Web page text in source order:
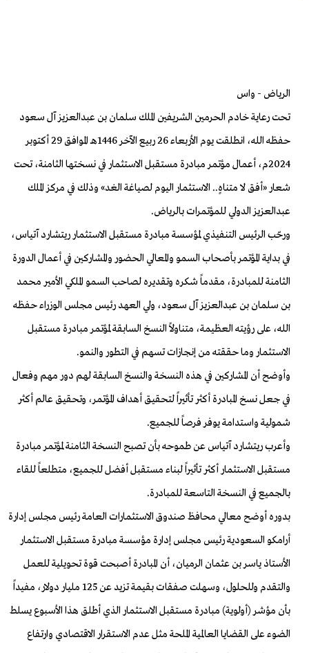
الرياض - واس
تحت رعاية خادم الحرمين الشريفين الملك سلمان بن عبدالعزيز آل سعود
حفظه الله، انطلقت يوم الأربعاء 26 ربيع الآخر 1446هـ الموافق 29 أكتوبر
2024م، أعمال مؤتمر مبادرة مستقبل الاستثمار في نسختها الثامنة، تحت
شعار «أفق لا متناهٍ.. الاستثمار اليوم لصياغة الغد» وذلك في مركز الملك
عبدالعزيز الدولي للمؤتمرات بالرياض.
ورحّب الرئيس التنفيذي لمؤسسة مبادرة مستقبل الاستثمار ريتشارد آتياس،
في بداية المؤتمر بأصحاب السمو والمعالي الحضور والمشاركين في أعمال الدورة
الثامنة للمبادرة، مقدماً شكره وتقديره لصاحب السمو الملكي الأمير محمد
بن سلمان بن عبدالعزيز آل سعود، ولي العهد رئيس مجلس الوزراء حفظه
الله، على رؤيته العظيمة، متناولاً النسخ السابقة لمؤتمر مبادرة مستقبل
الاستثمار وما حققته من إنجازات تسهم في التطور والنمو.
وأوضح أن المشاركين في هذه النسخة والنسخ السابقة لهم دور مهم وفعال
في جعل نسخ المبادرة أكثر تأثيراً لتحقيق أهداف المؤتمر، وتحقيق عالم أكثر
شمولية واستدامة يوفر فرصاً للجميع.
وأعرب ريتشارد آتياس عن طموحه بأن تصبح النسخة الثامنة لمؤتمر مبادرة
مستقبل الاستثمار أكثر تأثيراً لبناء مستقبل أفضل للجميع، متطلعاً للقاء
بالجميع في النسخة التاسعة للمبادرة.
بدوره أوضح معالي محافظ صندوق الاستثمارات العامة رئيس مجلس إدارة
أرامكو السعودية رئيس مجلس إدارة مؤسسة مبادرة مستقبل الاستثمار
الأستاذ ياسر بن عثمان الرميان، أن المبادرة أصبحت قوة تحويلية للعمل
والتقدم وللحلول، وسهلت صفقات بقيمة تزيد عن 125 مليار دولار، مفيداً
بأن مؤشر (أولوية) مبادرة مستقبل الاستثمار الذي أطلق هذا الأسبوع يسلط
الضوء على القضايا العالمية الملحة مثل عدم الاستقرار الاقتصادي وارتفاع